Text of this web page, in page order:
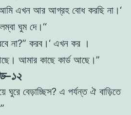
এখন আর আগ্রহ বােধ করছি না । ‘
লম্বা ঘুম দে। ‘‘
না?” করব । ‘ এখন কর ।
আমার কাছে কার্ড আছে।”
ঘুরে বেড়াচ্ছিস? এ পর্যন্ত ঐ বাড়িতে
”